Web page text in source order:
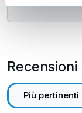
sua carriera
diverse
leggera,
livello
internazionale.
Recensioni
Più pertinenti